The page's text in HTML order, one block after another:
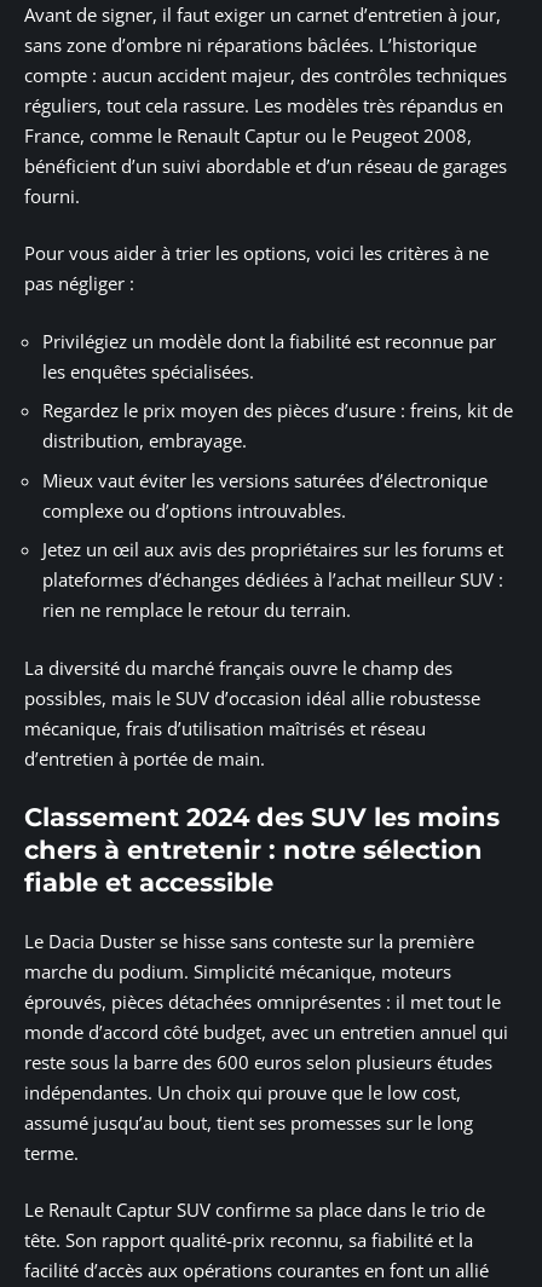
Avant de signer, il faut exiger un carnet d’entretien à jour,
sans zone d’ombre ni réparations bâclées. L’historique
compte : aucun accident majeur, des contrôles techniques
réguliers, tout cela rassure. Les modèles très répandus en
France, comme le Renault Captur ou le Peugeot 2008,
bénéficient d’un suivi abordable et d’un réseau de garages
fourni.
Pour vous aider à trier les options, voici les critères à ne
pas négliger :
Privilégiez un modèle dont la fiabilité est reconnue par
les enquêtes spécialisées.
Regardez le prix moyen des pièces d’usure : freins, kit de
distribution, embrayage.
Mieux vaut éviter les versions saturées d’électronique
complexe ou d’options introuvables.
Jetez un œil aux avis des propriétaires sur les forums et
plateformes d’échanges dédiées à l’achat meilleur SUV :
rien ne remplace le retour du terrain.
La diversité du marché français ouvre le champ des
possibles, mais le SUV d’occasion idéal allie robustesse
mécanique, frais d’utilisation maîtrisés et réseau
d’entretien à portée de main.
Classement 2024 des SUV les moins
chers à entretenir : notre sélection
fiable et accessible
Le Dacia Duster se hisse sans conteste sur la première
marche du podium. Simplicité mécanique, moteurs
éprouvés, pièces détachées omniprésentes : il met tout le
monde d’accord côté budget, avec un entretien annuel qui
reste sous la barre des 600 euros selon plusieurs études
indépendantes. Un choix qui prouve que le low cost,
assumé jusqu’au bout, tient ses promesses sur le long
terme.
Le Renault Captur SUV confirme sa place dans le trio de
tête. Son rapport qualité-prix reconnu, sa fiabilité et la
facilité d’accès aux opérations courantes en font un allié